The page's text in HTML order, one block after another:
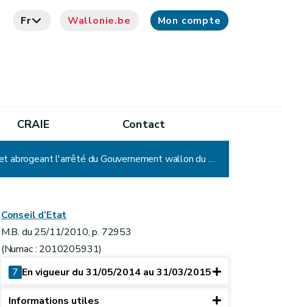
Fr Wallonie.be Mon compte
CRAIE Contact
Arrêté du Gouvernement wallon visant à octroyer une prime pour l'installation d'un chauffe-eau solaire et abrogeant l'arrêté du Gouvernement wallon du 27 novembre 2003 visant à octroyer une prime pour l'installation d'un chauffe-eau solaire
Conseil d’Etat
M.B. du 25/11/2010, p. 72953
(Numac : 2010205931)
7 En vigueur du 31/05/2014 au 31/03/2015
Informations utiles